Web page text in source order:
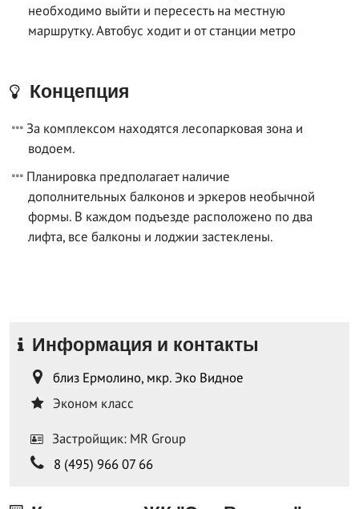
необходимо выйти и пересесть на местную
маршрутку. Автобус ходит и от станции метро
Концепция
За комплексом находятся лесопарковая зона и
водоем.
Планировка предполагает наличие
дополнительных балконов и эркеров необычной
формы. В каждом подъезде расположено по два
лифта, все балконы и лоджии застеклены.
Информация и контакты
близ Ермолино, мкр. Эко Видное
Эконом класс
Застройщик: MR Group
8 (495) 966 07 66